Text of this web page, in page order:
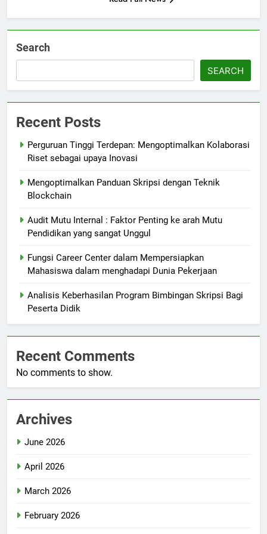
Search
SEARCH
Recent Posts
Perguruan Tinggi Terdepan: Mengoptimalkan Kolaborasi
Riset sebagai upaya Inovasi
Mengoptimalkan Panduan Skripsi dengan Teknik
Blockchain
Audit Mutu Internal : Faktor Penting ke arah Mutu
Pendidikan yang sangat Unggul
Fungsi Career Center dalam Mempersiapkan
Mahasiswa dalam menghadapi Dunia Pekerjaan
Analisis Keberhasilan Program Bimbingan Skripsi Bagi
Peserta Didik
Recent Comments
No comments to show.
Archives
June 2026
April 2026
March 2026
February 2026